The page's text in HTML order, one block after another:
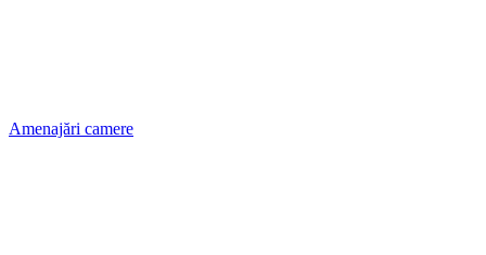
Amenajări camere